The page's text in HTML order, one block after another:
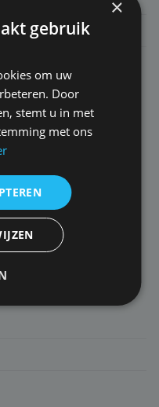
×
gebruik
om uw
Door
stemt u in met
met ons